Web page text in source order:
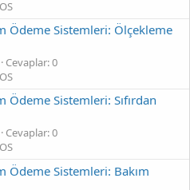
Ödeme Sistemleri: Ölçekleme
Cevaplar: 0
Ödeme Sistemleri: Sıfırdan
Cevaplar: 0
Ödeme Sistemleri: Bakım